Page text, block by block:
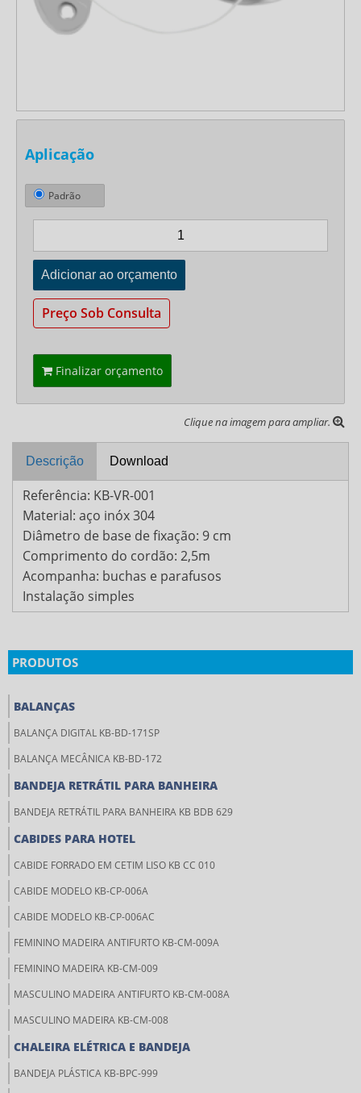
Aplicação
Padrão
Preço Sob Consulta
Finalizar orçamento
Clique na imagem para ampliar.
Descrição Download
Referência: KB-VR-001
Material: aço inóx 304
Diâmetro de base de fixação: 9 cm
Comprimento do cordão: 2,5m
Acompanha: buchas e parafusos
Instalação simples
PRODUTOS
BALANÇAS
BALANÇA DIGITAL KB-BD-171SP
BALANÇA MECÂNICA KB-BD-172
BANDEJA RETRÁTIL PARA BANHEIRA
BANDEJA RETRÁTIL PARA BANHEIRA KB BDB 629
CABIDES PARA HOTEL
CABIDE FORRADO EM CETIM LISO KB CC 010
CABIDE MODELO KB-CP-006A
CABIDE MODELO KB-CP-006AC
FEMININO MADEIRA ANTIFURTO KB-CM-009A
FEMININO MADEIRA KB-CM-009
MASCULINO MADEIRA ANTIFURTO KB-CM-008A
MASCULINO MADEIRA KB-CM-008
CHALEIRA ELÉTRICA E BANDEJA
BANDEJA PLÁSTICA KB-BPC-999